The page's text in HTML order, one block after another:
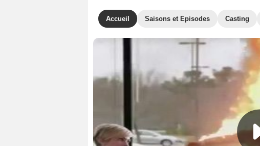
Accueil Saisons et Episodes Casting